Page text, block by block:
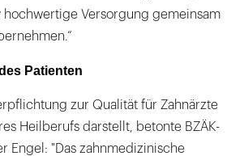
Versorgung gemeinsam
Patienten
zur Qualität für Zahnärzte
Heilberufs darstellt, betonte BZÄK-
Engel: "Das zahnmedizinische